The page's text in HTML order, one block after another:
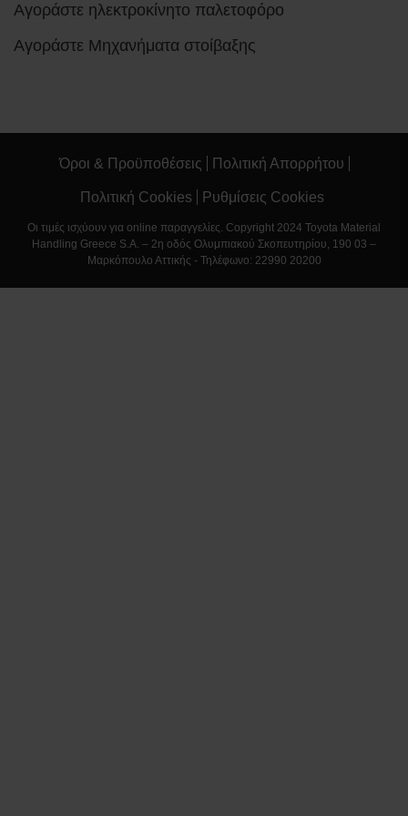
Αγοράστε ηλεκτροκίνητο παλετοφόρο
Αγοράστε Μηχανήματα στοίβαξης
Όροι & Προϋποθέσεις Πολιτική Απορρήτου
Πολιτική Cookies Ρυθμίσεις Cookies
Οι τιμές ισχύουν για online παραγγελίες. Copyright 2024 Toyota Material
Handling Greece S.A. – 2η οδός Ολυμπιακού Σκοπευτηρίου, 190 03 –
Μαρκόπουλο Αττικής - Τηλέφωνο: 22990 20200